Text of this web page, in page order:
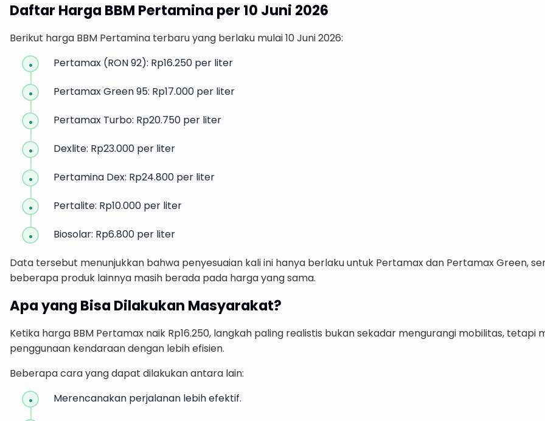
Daftar Harga BBM Pertamina per 10 Juni 2026
Berikut harga BBM Pertamina terbaru yang berlaku mulai 10 Juni 2026:
Pertamax (RON 92): Rp16.250 per liter
Pertamax Green 95: Rp17.000 per liter
Pertamax Turbo: Rp20.750 per liter
Dexlite: Rp23.000 per liter
Pertamina Dex: Rp24.800 per liter
Pertalite: Rp10.000 per liter
Biosolar: Rp6.800 per liter
Data tersebut menunjukkan bahwa penyesuaian kali ini hanya berlaku untuk Pertamax dan Pertamax Green,
beberapa produk lainnya masih berada pada harga yang sama.
Apa yang Bisa Dilakukan Masyarakat?
Ketika harga BBM Pertamax naik Rp16.250, langkah paling realistis bukan sekadar mengurangi mobilitas, tetapi
penggunaan kendaraan dengan lebih efisien.
Beberapa cara yang dapat dilakukan antara lain:
Merencanakan perjalanan lebih efektif.